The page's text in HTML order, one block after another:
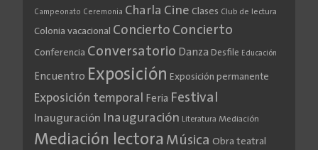
Campeonato Ceremonia Charla Cine Clases Club de lectura
Colonia vacacional Concierto Concierto
Conferencia Conversatorio Danza Desfile Educación
Encuentro Exposición Exposición permanente
Exposición temporal Feria Festival
Inauguración Inauguración Literatura Mediación
Mediación lectora Música Obra teatral